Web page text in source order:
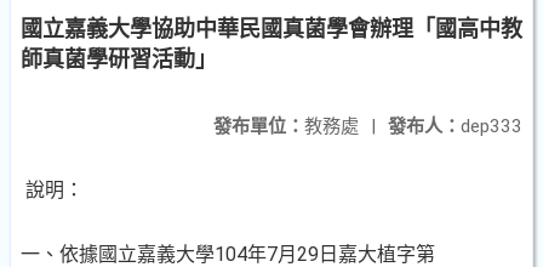
國立嘉義大學協助中華民國真菌學會辦理「國高中教
師真菌學研習活動」
發布人： dep333
發布單位： 教務處 |
說明：
一、依據國立嘉義大學104年7月29日嘉大植字第